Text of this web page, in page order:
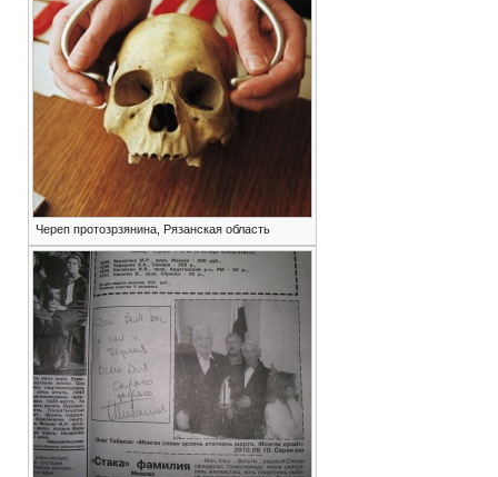
Череп протозрзянина, Рязанская область